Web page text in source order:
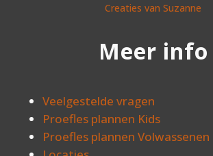
Creaties van Suzanne
Meer info
Veelgestelde vragen
Proefles plannen Kids
Proefles plannen Volwassenen